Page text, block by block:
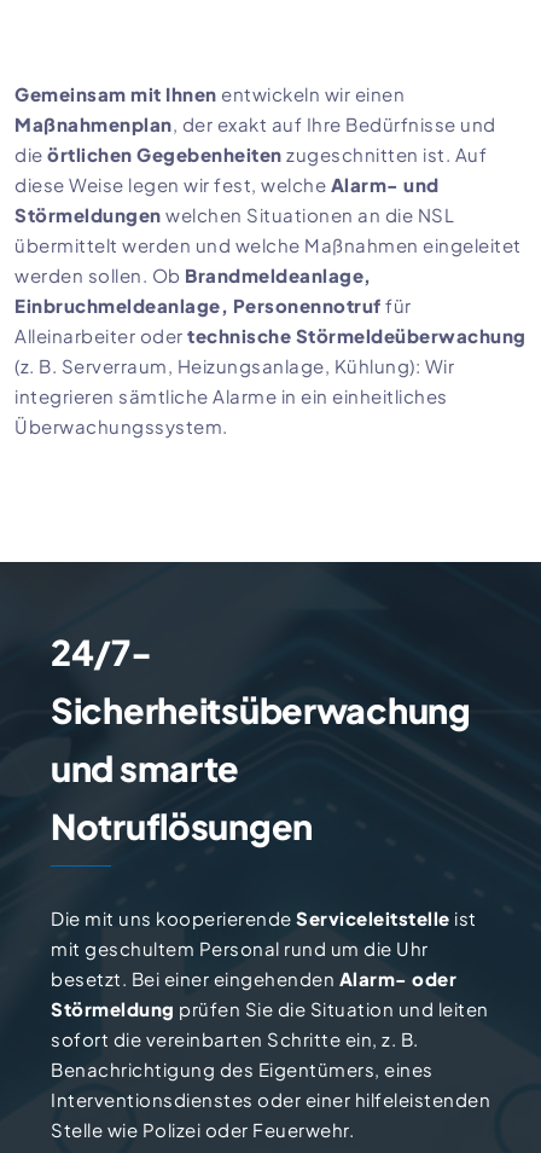
Gemeinsam mit Ihnen entwickeln wir einen
Maßnahmenplan , der exakt auf Ihre Bedürfnisse und
die örtlichen Gegebenheiten zugeschnitten ist. Auf
diese Weise legen wir fest, welche Alarm- und
Störmeldungen welchen Situationen an die NSL
übermittelt werden und welche Maßnahmen eingeleitet
werden sollen. Ob Brandmeldeanlage,
Einbruchmeldeanlage, Personennotruf für
Alleinarbeiter oder technische Störmeldeüberwachung
(z. B. Serverraum, Heizungsanlage, Kühlung): Wir
integrieren sämtliche Alarme in ein einheitliches
Überwachungssystem.
24/7-
Sicherheitsüberwachung
und smarte
Notruflösungen
Die mit uns kooperierende Serviceleitstelle ist
mit geschultem Personal rund um die Uhr
besetzt. Bei einer eingehenden Alarm- oder
Störmeldung prüfen Sie die Situation und leiten
sofort die vereinbarten Schritte ein, z. B.
Benachrichtigung des Eigentümers, eines
Interventionsdienstes oder einer hilfeleistenden
Stelle wie Polizei oder Feuerwehr.